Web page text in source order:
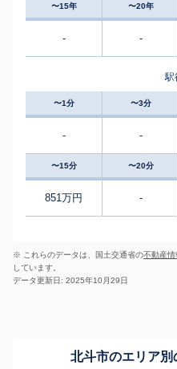
〜15年 〜20年
- -
駅
〜1分 〜3分
- -
〜15分 〜20分
851万円 -
※ これらのデータは、国土交通省の不動産情
しています。
データ更新日: 2025年10月29日
北斗市のエリア